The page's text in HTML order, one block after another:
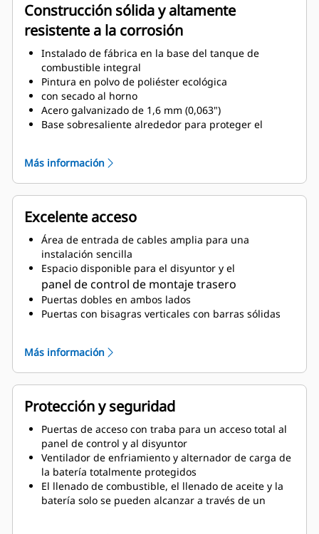
Construcción sólida y altamente
resistente a la corrosión
Instalado de fábrica en la base del tanque de
combustible integral
Pintura en polvo de poliéster ecológica
con secado al horno
Acero galvanizado de 1,6 mm (0,063")
Base sobresaliente alrededor para proteger el
alto grado de protección
Cierres de puerta de compresión para un sellado
sólido
Sujetadores de acero inoxidable con recubrimiento
de zinc o negro
Sistema de silenciador de escape residencial
montado internamente
Más información
Excelente acceso
Área de entrada de cables amplia para una
instalación sencilla
Espacio disponible para el disyuntor y el
panel de control de montaje trasero
Puertas dobles en ambos lados
Puertas con bisagras verticales con barras sólidas
rotación de 135°.
refrigerante en el exterior
terminaciones
Cubierta de llenado del radiador
Más información
Protección y seguridad
Puertas de acceso con traba para un acceso total al
panel de control y al disyuntor
Ventilador de enfriamiento y alternador de carga de
la batería totalmente protegidos
El llenado de combustible, el llenado de aceite y la
batería solo se pueden alcanzar a través de un